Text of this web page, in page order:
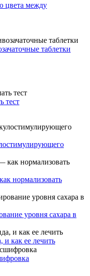
цвета между
таблетки
тест
нормализовать
уровня сахара в
и как ее лечить